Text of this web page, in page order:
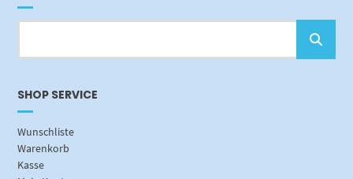
SHOP SERVICE
Wunschliste
Warenkorb
Kasse